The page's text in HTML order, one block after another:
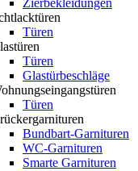
Türen
Türen
Glastürbeschläge
Türen
Bundbart-Garnituren
WC-Garnituren
Smarte Garnituren